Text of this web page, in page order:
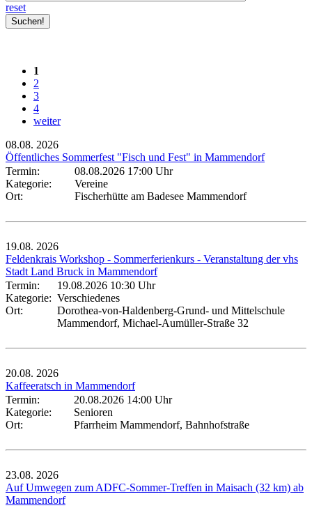
reset
1
2
3
4
weiter
08.08. 2026
Öffentliches Sommerfest "Fisch und Fest" in Mammendorf
Termin:
08.08.2026 17:00 Uhr
Kategorie:
Vereine
Ort:
Fischerhütte am Badesee Mammendorf
19.08. 2026
Feldenkrais Workshop - Sommerferienkurs - Veranstaltung der vhs
Stadt Land Bruck in Mammendorf
Termin:
19.08.2026 10:30 Uhr
Kategorie: Verschiedenes
Ort:
Dorothea-von-Haldenberg-Grund- und Mittelschule
Mammendorf, Michael-Aumüller-Straße 32
20.08. 2026
Kaffeeratsch in Mammendorf
Termin:
20.08.2026 14:00 Uhr
Kategorie:
Senioren
Ort:
Pfarrheim Mammendorf, Bahnhofstraße
23.08. 2026
Auf Umwegen zum ADFC-Sommer-Treffen in Maisach (32 km) ab
Mammendorf